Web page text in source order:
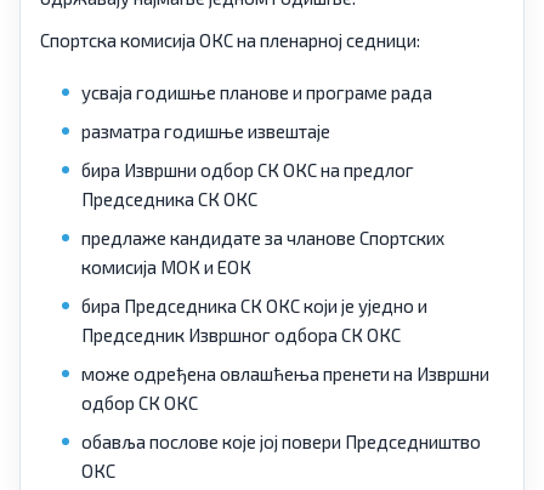
Спортска комисија ОКС на пленарној седници:
усваја годишње планове и програме рада
разматра годишње извештаје
бира Извршни одбор СК ОКС на предлог
Председника СК ОКС
предлаже кандидате за чланове Спортских
комисија МОК и ЕОК
бира Председника СК ОКС који је уједно и
Председник Извршног одбора СК ОКС
може одређена овлашћења пренети на Извршни
одбор СК ОКС
обавља послове које јој повери Председништво
ОКС